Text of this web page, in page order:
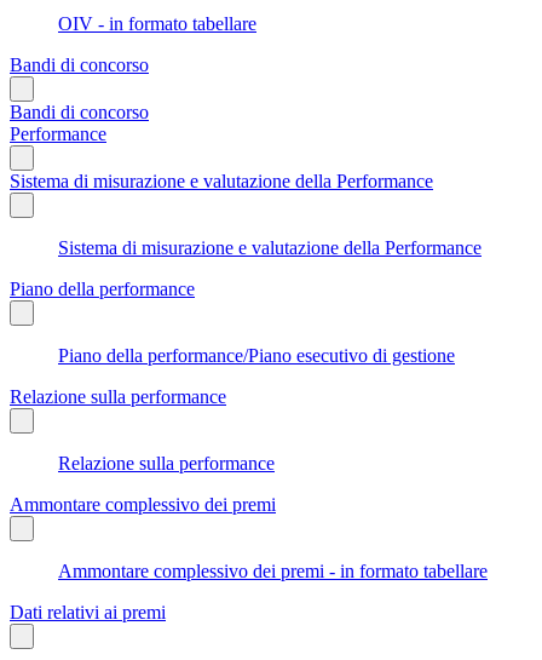
OIV - in formato tabellare
Bandi di concorso
Bandi di concorso
Performance
Sistema di misurazione e valutazione della Performance
Sistema di misurazione e valutazione della Performance
Piano della performance
Piano della performance/Piano esecutivo di gestione
Relazione sulla performance
Relazione sulla performance
Ammontare complessivo dei premi
Ammontare complessivo dei premi - in formato tabellare
Dati relativi ai premi